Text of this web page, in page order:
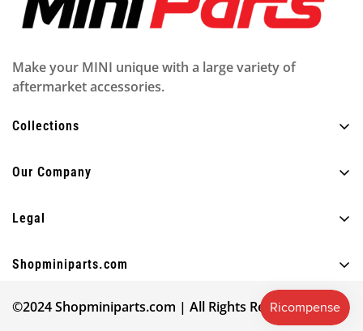
Make your MINI unique with a large variety of
aftermarket accessories.
Collections
Interno
Divertimento
Our Company
FAQ
Blog
Le nostre recensioni
Legal
Politica di spedizione
Avviso legale
Shopminiparts.com
info@shopminiparts.com
©2024 Shopminiparts.com | All Rights Reserved